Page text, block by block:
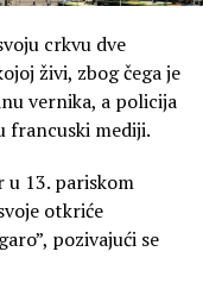
crkvu dve
živi, zbog čega je
vernika, a policija
francuski mediji.
u 13. pariskom
otkriće
pozivajući se